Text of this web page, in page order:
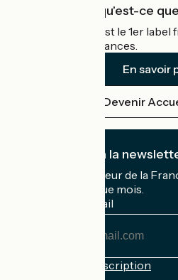
Accueil Vélo qu'est-ce
Accueil Vélo c'est le 1er label
cyclistes en vacances.
En savoir
Devenir
Je m'abonne à la
Recevez le meilleur de la
boîte mail chaque mois.
Mon adresse mail
Conditions d'inscription